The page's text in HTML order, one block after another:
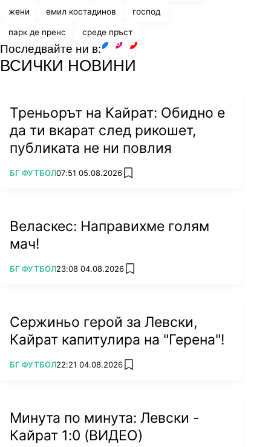
жени емил костадинов господ
парк де пренс среде пръст
Последвайте ни в:
ВСИЧКИ НОВИНИ
Треньорът на Кайрат: Обидно е
да ти вкарат след рикошет,
публиката не ни повлия
ПОВЕЧЕ ОТ
БГ ФУТБОЛ07:51 05.08.2026 add favorites
Веласкес: Направихме голям
мач!
ПОВЕЧЕ ОТ
БГ ФУТБОЛ23:08 04.08.2026 add favorites
Сержиньо герой за Левски,
Кайрат капитулира на "Герена"!
ПОВЕЧЕ ОТ
БГ ФУТБОЛ22:21 04.08.2026 add favorites
Минута по минута: Левски -
Кайрат 1:0 (ВИДЕО)